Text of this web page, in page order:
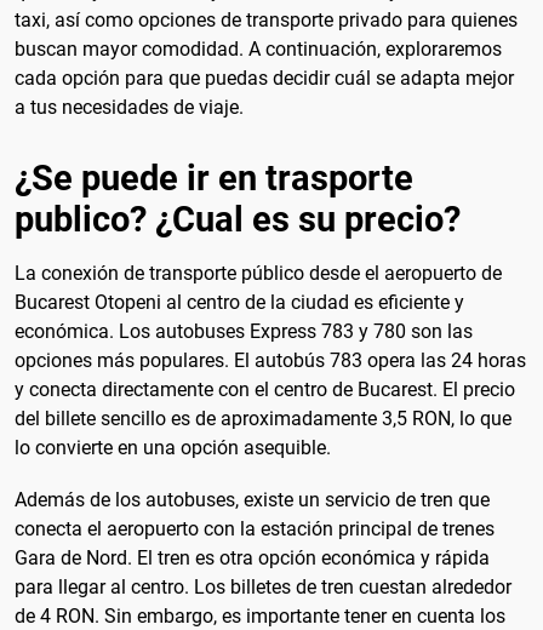
taxi, así como opciones de transporte privado para quienes
buscan mayor comodidad. A continuación, exploraremos
cada opción para que puedas decidir cuál se adapta mejor
a tus necesidades de viaje.
¿Se puede ir en trasporte
publico? ¿Cual es su precio?
La conexión de transporte público desde el aeropuerto de
Bucarest Otopeni al centro de la ciudad es eficiente y
económica. Los autobuses Express 783 y 780 son las
opciones más populares. El autobús 783 opera las 24 horas
y conecta directamente con el centro de Bucarest. El precio
del billete sencillo es de aproximadamente 3,5 RON, lo que
lo convierte en una opción asequible.
Además de los autobuses, existe un servicio de tren que
conecta el aeropuerto con la estación principal de trenes
Gara de Nord. El tren es otra opción económica y rápida
para llegar al centro. Los billetes de tren cuestan alrededor
de 4 RON. Sin embargo, es importante tener en cuenta los